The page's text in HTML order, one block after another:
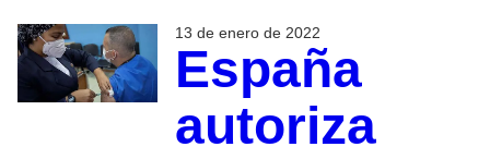
13 de enero de 2022
España
autoriza